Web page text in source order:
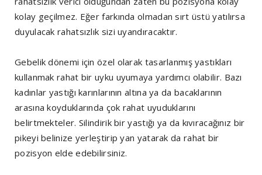
kolay geçilmez. Eğer farkında olmadan sırt üstü yatılırsa
duyulacak rahatsızlık sizi uyandıracaktır.
Gebelik dönemi için özel olarak tasarlanmış yastıkları
kullanmak rahat bir uyku uyumaya yardımcı olabilir. Bazı
kadınlar yastığı karınlarının altına ya da bacaklarının
arasına koyduklarında çok rahat uyuduklarını
belirtmekteler. Silindirik bir yastığı ya da kıvıracağınız bir
pikeyi belinize yerleştirip yan yatarak da rahat bir
pozisyon elde edebilirsiniz.